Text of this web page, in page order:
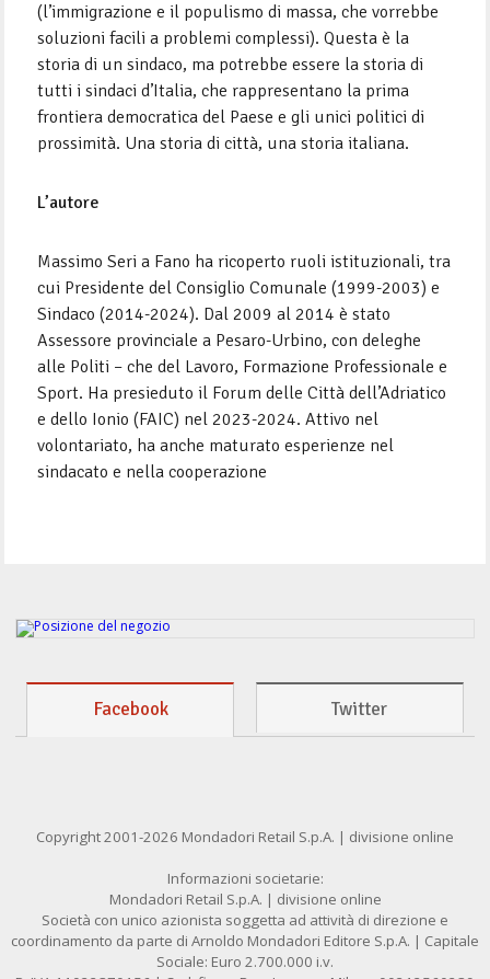
(l’immigrazione e il populismo di massa, che vorrebbe
soluzioni facili a problemi complessi). Questa è la
storia di un sindaco, ma potrebbe essere la storia di
tutti i sindaci d’Italia, che rappresentano la prima
frontiera democratica del Paese e gli unici politici di
prossimità. Una storia di città, una storia italiana.
L’autore
Massimo Seri a Fano ha ricoperto ruoli istituzionali, tra
cui Presidente del Consiglio Comunale (1999-2003) e
Sindaco (2014-2024). Dal 2009 al 2014 è stato
Assessore provinciale a Pesaro-Urbino, con deleghe
alle Politi – che del Lavoro, Formazione Professionale e
Sport. Ha presieduto il Forum delle Città dell’Adriatico
e dello Ionio (FAIC) nel 2023-2024. Attivo nel
volontariato, ha anche maturato esperienze nel
sindacato e nella cooperazione
Facebook Twitter
Copyright 2001-2026 Mondadori Retail S.p.A. | divisione online
Informazioni societarie:
Mondadori Retail S.p.A. | divisione online
Società con unico azionista soggetta ad attività di direzione e
coordinamento da parte di Arnoldo Mondadori Editore S.p.A. | Capitale
Sociale: Euro 2.700.000 i.v.